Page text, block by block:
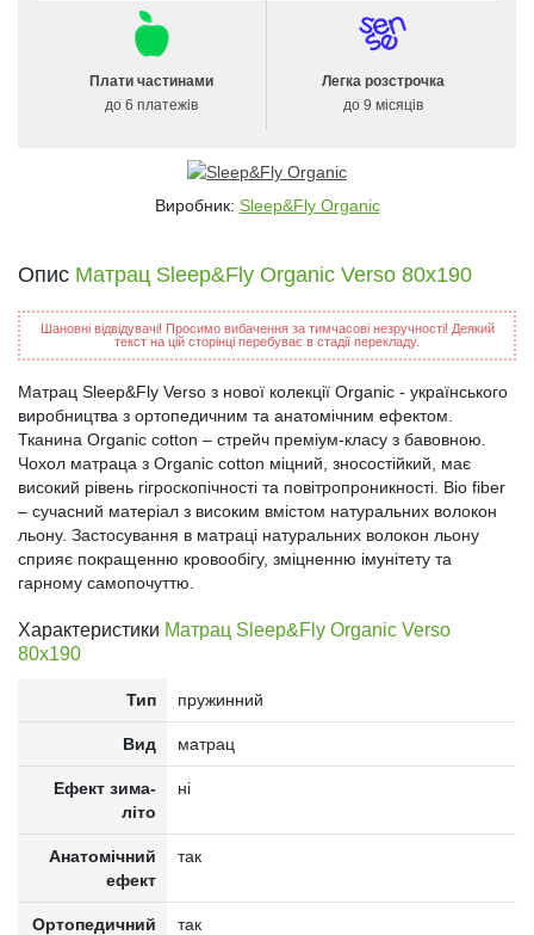
Плати частинами
до 6 платежів
Легка розстрочка
до 9 місяців
Виробник: Sleep&Fly Organic
Опис Матрац Sleep&Fly Organic Verso 80x190
Шановні відвідувачі! Просимо вибачення за тимчасові незручності! Деякий
текст на цій сторінці перебуває в стадії перекладу.
Матрац Sleep&Fly Verso з нової колекції Organic - українського
виробництва з ортопедичним та анатомічним ефектом.
Тканина Organic cotton – стрейч преміум-класу з бавовною.
Чохол матраца з Organic cotton міцний, зносостійкий, має
високий рівень гігроскопічності та повітропроникності. Bio fiber
– сучасний матеріал з високим вмістом натуральних волокон
льону. Застосування в матраці натуральних волокон льону
сприяє покращенню кровообігу, зміцненню імунітету та
гарному самопочуттю.
Характеристики Матрац Sleep&Fly Organic Verso
80x190
Тип пружинний
Вид матрац
Ефект зима-
літо
ні
Анатомічний
ефект
так
Ортопедичний
так